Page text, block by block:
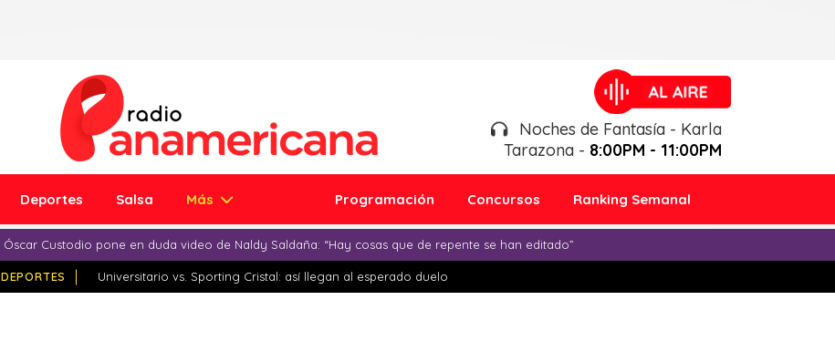
Noches de Fantasía - Karla
Tarazona - 8:00PM - 11:00PM
Deportes Salsa Más Programación Concursos Ranking Semanal
Óscar Custodio pone en duda video de Naldy Saldaña: “Hay cosas que de repente se han editado”
DEPORTES Universitario vs. Sporting Cristal: así llegan al esperado duelo